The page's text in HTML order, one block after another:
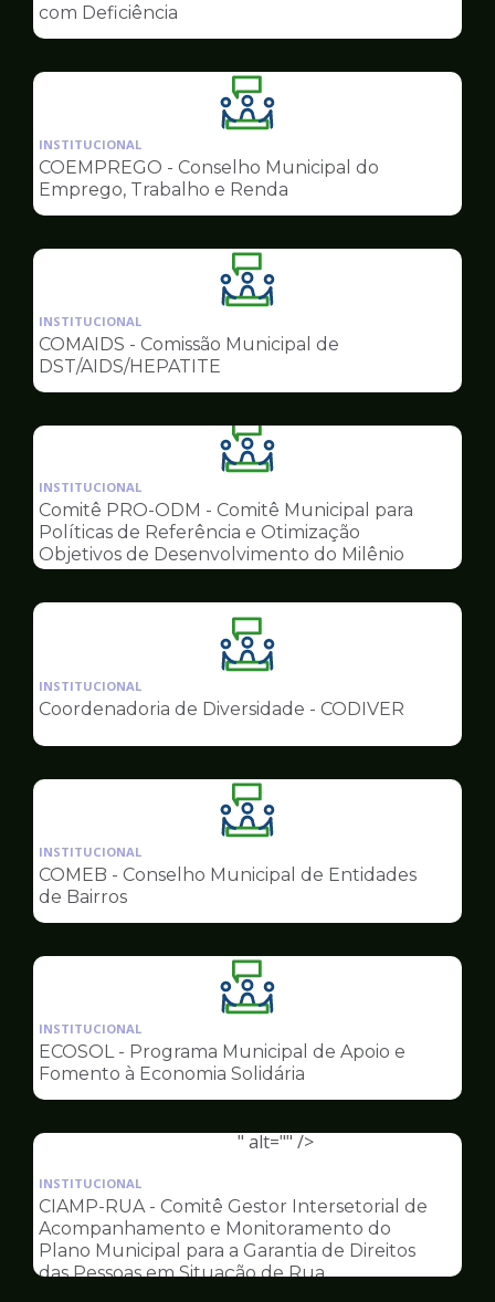
Conselhos
com Deficiência
Ilustração
da
pagina
de
Conselhos
INSTITUCIONAL
COEMPREGO - Conselho Municipal do
Emprego, Trabalho e Renda
Ilustração
da
pagina
Conselhos
INSTITUCIONAL
COMAIDS - Comissão Municipal de
DST/AIDS/HEPATITE
Ilustração
da
pagina
de
Conselhos
INSTITUCIONAL
Comitê PRO-ODM - Comitê Municipal para
Políticas de Referência e Otimização
Objetivos de Desenvolvimento do Milênio
Ilustração
da
pagina
Conselhos
INSTITUCIONAL
Coordenadoria de Diversidade - CODIVER
Ilustração
da
pagina
Conselhos
INSTITUCIONAL
COMEB - Conselho Municipal de Entidades
de Bairros
Ilustração
da
pagina
de
Conselhos
INSTITUCIONAL
ECOSOL - Programa Municipal de Apoio e
Fomento à Economia Solidária
" alt="" />
Ilustração
pagina
de
Conselhos
INSTITUCIONAL
CIAMP-RUA - Comitê Gestor Intersetorial de
Acompanhamento e Monitoramento do
Plano Municipal para a Garantia de Direitos
das Pessoas em Situação de Rua